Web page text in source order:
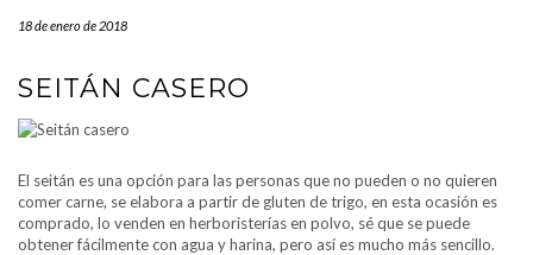
18 de enero de 2018
SEITÁN CASERO
El seitán es una opción para las personas que no pueden o no quieren
comer carne, se elabora a partir de gluten de trigo, en esta ocasión es
comprado, lo venden en herboristerías en polvo, sé que se puede
obtener fácilmente con agua y harina, pero así es mucho más sencillo.